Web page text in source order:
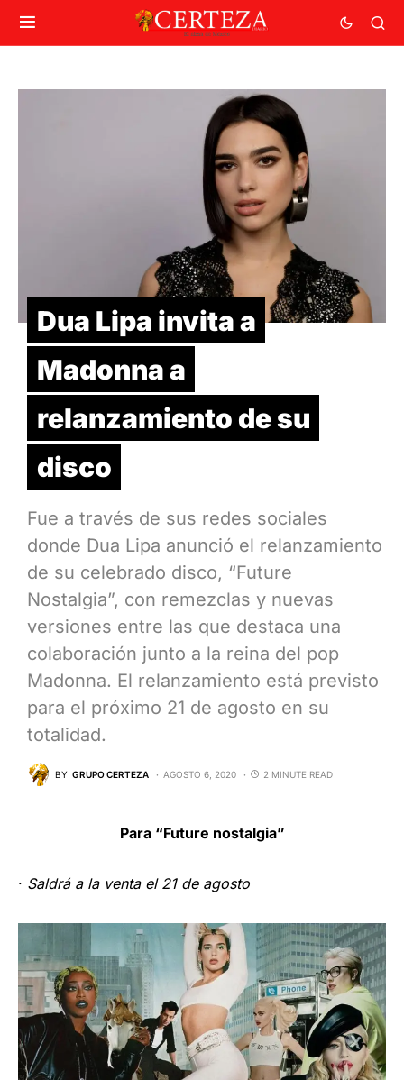
Dua Lipa invita a
Madonna a
relanzamiento de su
disco
Fue a través de sus redes sociales
donde Dua Lipa anunció el relanzamiento
de su celebrado disco, “Future
Nostalgia”, con remezclas y nuevas
versiones entre las que destaca una
colaboración junto a la reina del pop
Madonna. El relanzamiento está previsto
para el próximo 21 de agosto en su
totalidad.
BY GRUPO CERTEZA AGOSTO 6, 2020 2 MINUTE READ
Para “Future nostalgia”
· Saldrá a la venta el 21 de agosto